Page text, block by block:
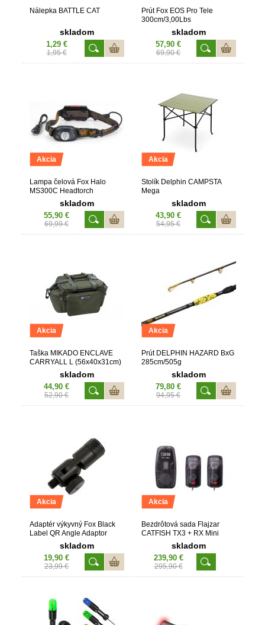
Nálepka BATTLE CAT
skladom
1,29 €
1,95 €
Prút Fox EOS Pro Tele
300cm/3,00Lbs
skladom
57,90 €
69,90 €
Akcia
Lampa čelová Fox Halo
MS300C Headtorch
skladom
55,90 €
69,99 €
Akcia
Stolík Delphin CAMPSTA
Mega
skladom
43,90 €
54,95 €
Akcia
Taška MIKADO ENCLAVE
CARRYALL L (56x40x31cm)
skladom
44,90 €
52,90 €
Akcia
Prút DELPHIN HAZARD BxG
285cm/505g
skladom
79,80 €
94,95 €
Akcia
Adaptér výkyvný Fox Black
Label QR Angle Adaptor
skladom
19,90 €
23,99 €
Akcia
Bezdrôtová sada Flajzar
CATFISH TX3 + RX Mini
skladom
239,90 €
295,90 €